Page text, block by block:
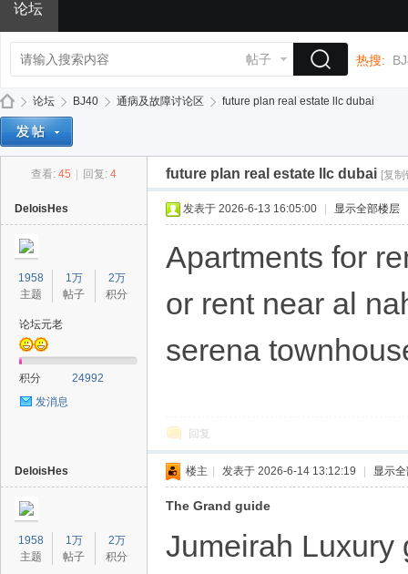
论坛
帖子 热搜:
论坛 BJ40
›
通病及故障讨论区
›
future plan real estate llc dubai
查看: 45 回复: 4 future plan real estate llc dubai [复
DeloisHes
1958
主题
1万
帖子
2万
积分
论坛元老
积分
24992
发消息
发表于 2026-6-13 16:05:00 显示全部楼层
Apartments for
or rent near al
serena
回复
DeloisHes
1958
主题
1万
帖子
2万
积分
楼主 发表于 2026-6-14 13:12:19 显示
The Grand guide
Jumeirah Luxury